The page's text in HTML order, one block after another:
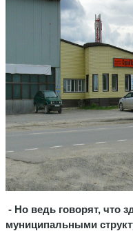
- Но ведь говорят, что
муниципальными